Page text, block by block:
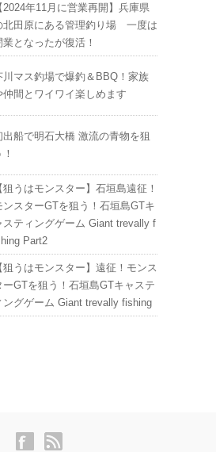
2024年11月に営業再開】兵庫県
北田原にある管理釣り場 一度は
業となったが復活！
川マス釣場で爆釣＆BBQ！家族
仲間とワイワイ楽しめます
出船で明石大橋 激流の青物を狙
狙うはモンスター】石垣島遠征！
ンスターGTを狙う！石垣島GTキ
スティングゲーム Giant trevally f
Part2
狙うはモンスター】遠征！モンス
ーGTを狙う！石垣島GTキャステ
ングゲーム Giant trevally fishing